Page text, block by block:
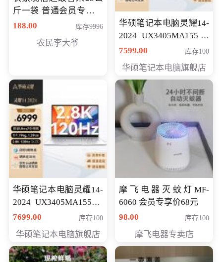
斤一袋 普通会员专享价
格178元
188.00 库存9996
农民李大爷
华硕笔记本电脑灵耀14-
2024 UX3405MA155冰
川银 oled 智慧轻薄本 会
7599.00 库存100
华硕笔记本电脑旗舰店
华硕笔记本电脑灵耀14-
2024 UX3405MA155夜
空蓝 oled 智慧轻薄本 会
7699.00 库存100
华硕笔记本电脑旗舰店
摩飞电器灭蚊灯MF-
6060 会员专享价68元
98.00
库存100
摩飞电器专卖店